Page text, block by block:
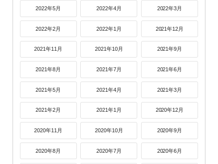
2022年5月 2022年4月 2022年3月
2022年2月 2022年1月 2021年12月
2021年11月 2021年10月 2021年9月
2021年8月 2021年7月 2021年6月
2021年5月 2021年4月 2021年3月
2021年2月 2021年1月 2020年12月
2020年11月 2020年10月 2020年9月
2020年8月 2020年7月 2020年6月